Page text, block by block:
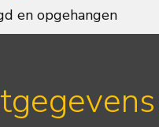
en opgehangen